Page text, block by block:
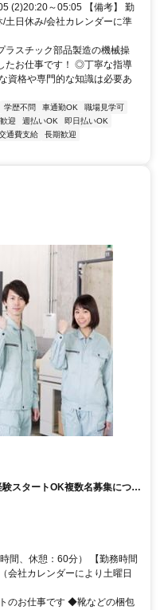
(2)20:20～05:05 【備考】 勤
土日休み/会社カレンダーに準
ラスチック部品製造の機械操
たお仕事です！ ◎丁寧な指導
資格や専門的な知識は必要あ
学歴不問 車通勤OK
職場見学可
迎 週払いOK
即日払いOK
通費支給
長期歓迎
スタートOK複数名募集につき
躍中 補助作業メインだからカ
間、休憩：60分） 【勤務時間
会社カレンダーにより土曜日
のお仕事です ◆靴などの梱包